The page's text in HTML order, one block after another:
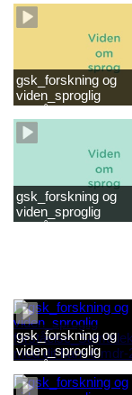
fortsatte læsning 8-
gsk_forskning og
viden_sproglig
forståelse_Snak
2-6 år.mp4
gsk_forskning og
viden_sproglig
forståelse_Barnets
gsk_forskning og
viden_sproglig
med dit barn 6